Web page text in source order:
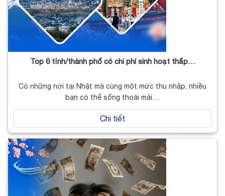
Top 6 tỉnh/thành phố có chi phí sinh hoạt thấp…
Có những nơi tại Nhật mà cùng một mức thu nhập, nhiều
bạn có thể sống thoải mái…
Chi tiết